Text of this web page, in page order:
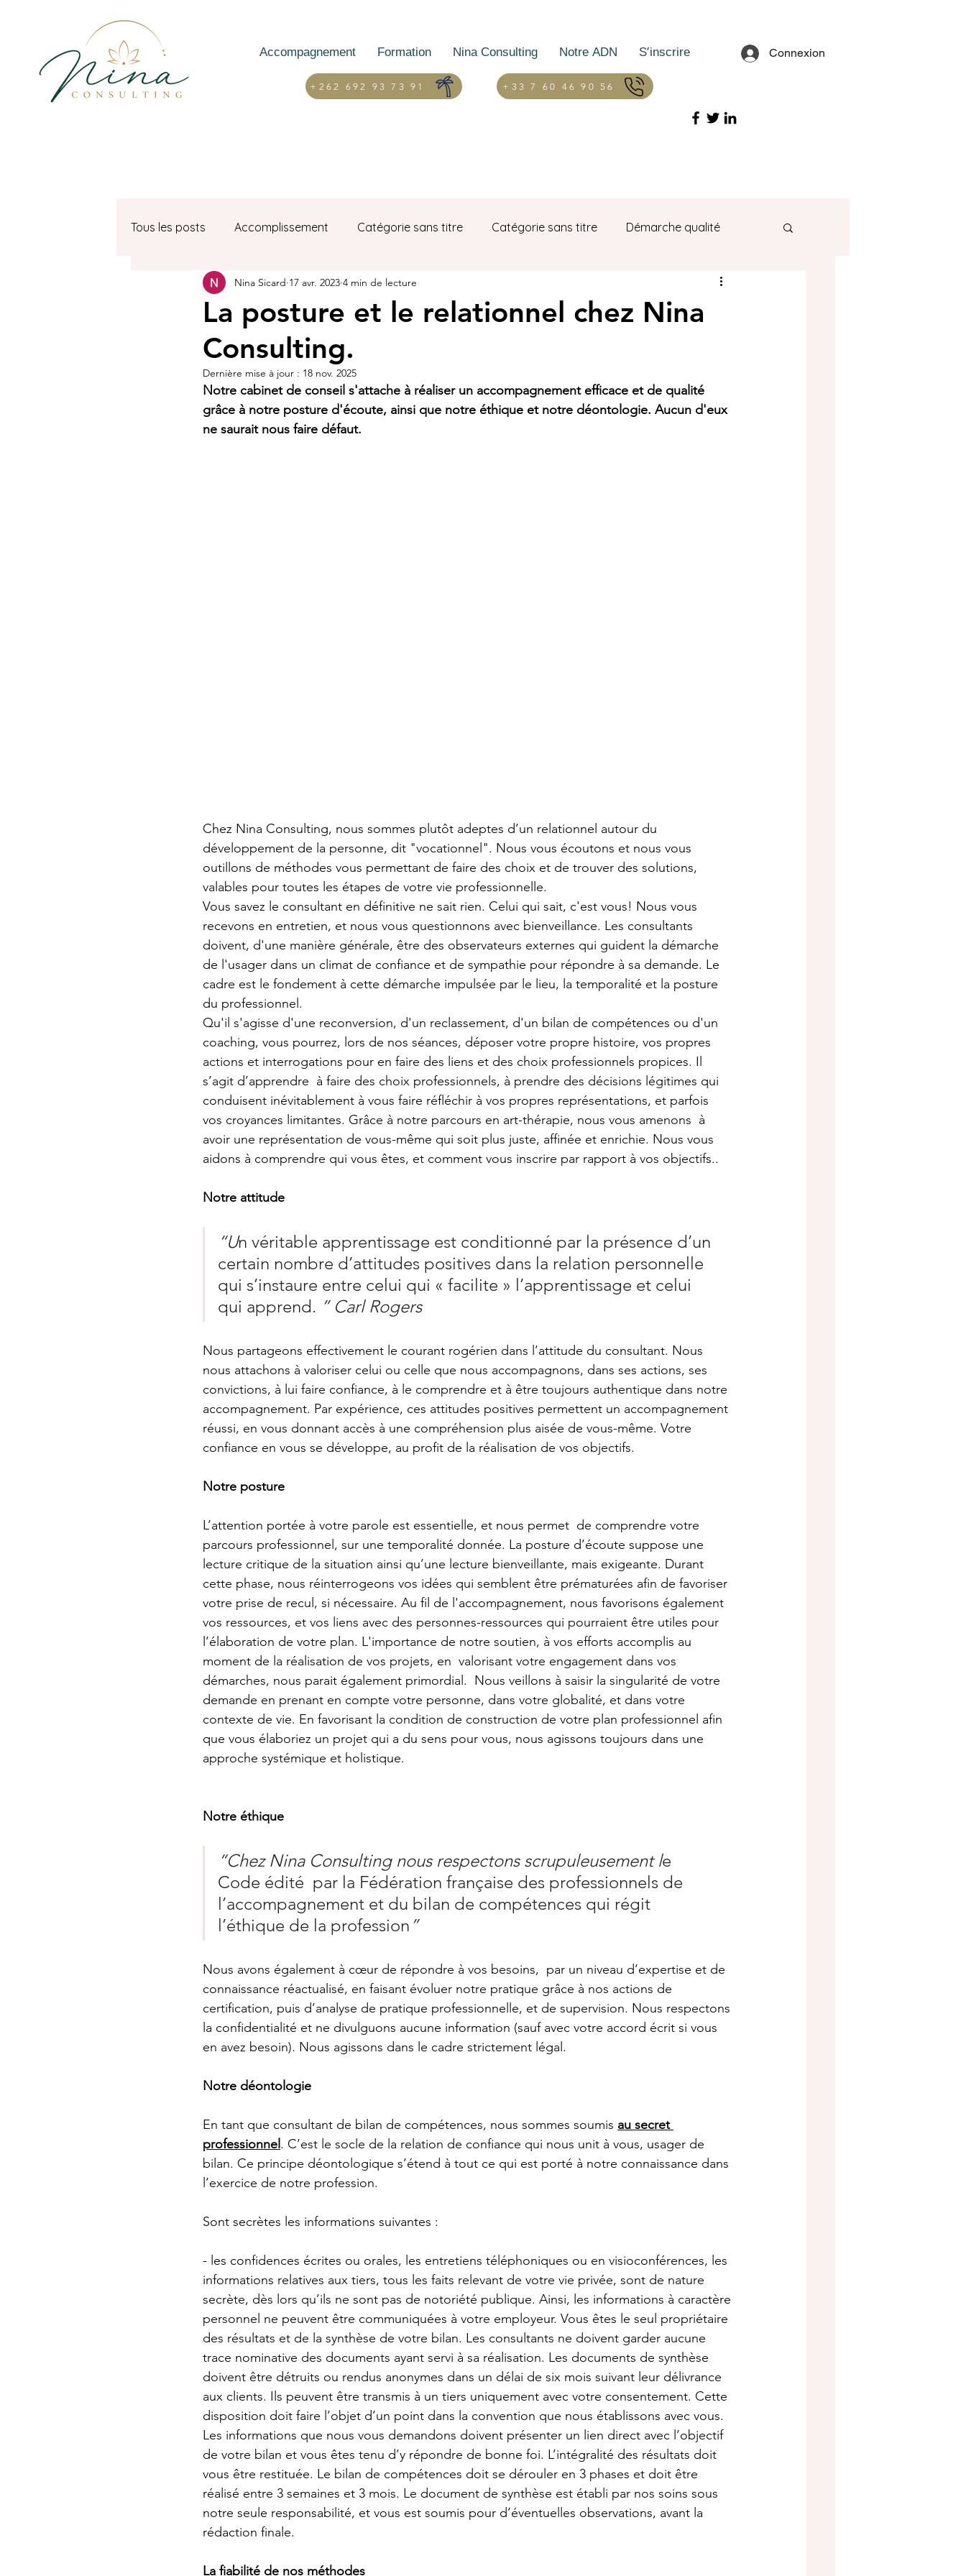
Accompagnement Formation Nina Consulting Notre ADN S'inscrire Connexion
+33 7 60 46 90 56
+262 692 93 73 91
Tous les posts Accomplissement Catégorie sans titre Catégorie sans titre Démarche qualité
Bilan de compétences
La posture et le relationnel chez Nina
Consulting.
Nina Sicard 17 avr. 2023 4 min de lecture
Dernière mise à jour : 18 nov. 2025
Notre cabinet de conseil s'attache à réaliser un accompagnement efficace et de qualité
grâce à notre posture d'écoute, ainsi que notre éthique et notre déontologie. Aucun d'eux
ne saurait nous faire défaut.
Chez Nina Consulting, nous sommes plutôt adeptes d’un relationnel autour du
développement de la personne, dit "vocationnel". Nous vous écoutons et nous vous
outillons de méthodes vous permettant de faire des choix et de trouver des solutions,
valables pour toutes les étapes de votre vie professionnelle.
Vous savez le consultant en définitive ne sait rien. Celui qui sait, c'est vous! Nous vous
recevons en entretien, et nous vous questionnons avec bienveillance. Les consultants
doivent, d'une manière générale, être des observateurs externes qui guident la démarche
de l'usager dans un climat de confiance et de sympathie pour répondre à sa demande. Le
cadre est le fondement à cette démarche impulsée par le lieu, la temporalité et la posture
du professionnel.
Qu'il s'agisse d'une reconversion, d'un reclassement, d'un bilan de compétences ou d'un
coaching, vous pourrez, lors de nos séances, déposer votre propre histoire, vos propres
actions et interrogations pour en faire des liens et des choix professionnels propices. Il
s’agit d’apprendre  à faire des choix professionnels, à prendre des décisions légitimes qui
conduisent inévitablement à vous faire réfléchir à vos propres représentations, et parfois
vos croyances limitantes. Grâce à notre parcours en art-thérapie, nous vous amenons  à
avoir une représentation de vous-même qui soit plus juste, affinée et enrichie. Nous vous
aidons à comprendre qui vous êtes, et comment vous inscrire par rapport à vos objectifs..
Notre attitude
“Un véritable apprentissage est conditionné par la présence d’un
certain nombre d’attitudes positives dans la relation personnelle
qui s’instaure entre celui qui « facilite » l’apprentissage et celui
qui apprend. ” Carl Rogers
Nous partageons effectivement le courant rogérien dans l’attitude du consultant. Nous
nous attachons à valoriser celui ou celle que nous accompagnons, dans ses actions, ses
convictions, à lui faire confiance, à le comprendre et à être toujours authentique dans notre
accompagnement. Par expérience, ces attitudes positives permettent un accompagnement
réussi, en vous donnant accès à une compréhension plus aisée de vous-même. Votre
confiance en vous se développe, au profit de la réalisation de vos objectifs.
Notre posture
L’attention portée à votre parole est essentielle, et nous permet  de comprendre votre
parcours professionnel, sur une temporalité donnée. La posture d’écoute suppose une
lecture critique de la situation ainsi qu’une lecture bienveillante, mais exigeante. Durant
cette phase, nous réinterrogeons vos idées qui semblent être prématurées afin de favoriser
votre prise de recul, si nécessaire. Au fil de l'accompagnement, nous favorisons également
vos ressources, et vos liens avec des personnes-ressources qui pourraient être utiles pour
l’élaboration de votre plan. L'importance de notre soutien, à vos efforts accomplis au
moment de la réalisation de vos projets, en  valorisant votre engagement dans vos
démarches, nous parait également primordial.  Nous veillons à saisir la singularité de votre
demande en prenant en compte votre personne, dans votre globalité, et dans votre
contexte de vie. En favorisant la condition de construction de votre plan professionnel afin
que vous élaboriez un projet qui a du sens pour vous, nous agissons toujours dans une
approche systémique et holistique.
Notre éthique
“Chez Nina Consulting nous respectons scrupuleusement le
Code édité  par la Fédération française des professionnels de
l’accompagnement et du bilan de compétences qui régit
l’éthique de la profession ”
Nous avons également à cœur de répondre à vos besoins,  par un niveau d’expertise et de
connaissance réactualisé, en faisant évoluer notre pratique grâce à nos actions de
certification, puis d’analyse de pratique professionnelle, et de supervision. Nous respectons
la confidentialité et ne divulguons aucune information (sauf avec votre accord écrit si vous
en avez besoin). Nous agissons dans le cadre strictement légal.
Notre déontologie
En tant que consultant de bilan de compétences, nous sommes soumis au secret
professionnel. C’est le socle de la relation de confiance qui nous unit à vous, usager de
bilan. Ce principe déontologique s’étend à tout ce qui est porté à notre connaissance dans
l’exercice de notre profession.
Sont secrètes les informations suivantes :
- les confidences écrites ou orales, les entretiens téléphoniques ou en visioconférences, les
informations relatives aux tiers, tous les faits relevant de votre vie privée, sont de nature
secrète, dès lors qu’ils ne sont pas de notoriété publique. Ainsi, les informations à caractère
personnel ne peuvent être communiquées à votre employeur. Vous êtes le seul propriétaire
des résultats et de la synthèse de votre bilan. Les consultants ne doivent garder aucune
trace nominative des documents ayant servi à sa réalisation. Les documents de synthèse
doivent être détruits ou rendus anonymes dans un délai de six mois suivant leur délivrance
aux clients. Ils peuvent être transmis à un tiers uniquement avec votre consentement. Cette
disposition doit faire l’objet d’un point dans la convention que nous établissons avec vous.
Les informations que nous vous demandons doivent présenter un lien direct avec l’objectif
de votre bilan et vous êtes tenu d’y répondre de bonne foi. L’intégralité des résultats doit
vous être restituée. Le bilan de compétences doit se dérouler en 3 phases et doit être
réalisé entre 3 semaines et 3 mois. Le document de synthèse est établi par nos soins sous
notre seule responsabilité, et vous est soumis pour d’éventuelles observations, avant la
rédaction finale.
La fiabilité de nos méthodes